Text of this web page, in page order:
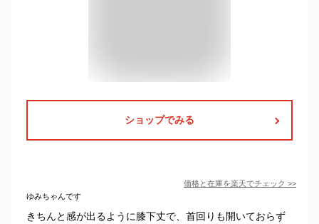
ショップでみる
価格と在庫を楽天でチェック >>
ゆみちゃんです
きちんと感が出るように膝下丈で、首回りも開いておらず